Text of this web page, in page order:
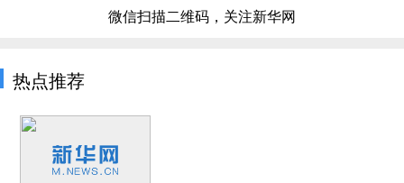
微信扫描二维码，关注新华网
热点推荐